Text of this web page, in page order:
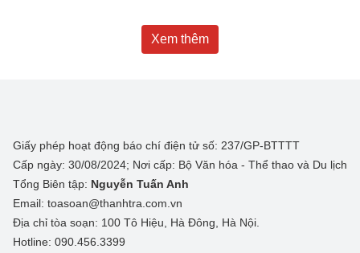
Xem thêm
Giấy phép hoạt động báo chí điện tử số: 237/GP-BTTTT
Cấp ngày: 30/08/2024; Nơi cấp: Bộ Văn hóa - Thể thao và Du lịch
Tổng Biên tập: Nguyễn Tuấn Anh
Email: toasoan@thanhtra.com.vn
Địa chỉ tòa soạn: 100 Tô Hiệu, Hà Đông, Hà Nội.
Hotline: 090.456.3399